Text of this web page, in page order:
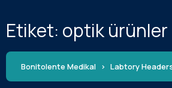
Etiket: optik ürünler
Bonitolente Medikal > Labtory